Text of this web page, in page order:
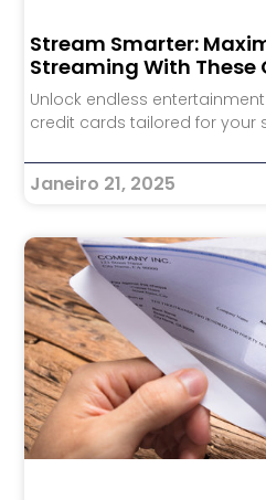
Stream Smarter:
Streaming With These
Unlock endless
credit cards tailored for your
Janeiro 21, 2025